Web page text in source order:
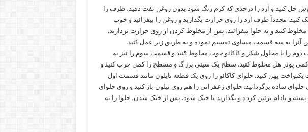
جوش حل کنید و آرد را درحدی که کرم رنگ شود بدون روغن تفت دهید، ظرف را
کنید. مجدداً ظرف آرد را روی حرارت بگذارید و روغن را بیفزائید و خوب
کنید و به حلوا بیفزائید، پس از مخلوط کردن از روی حرارت بردارید.
آنرا به سه قسمت مساوی تقسیم نموده و به طریق زیر عمل کنید.
را با محلول شکر و کاکائو خوب مخلوط کنید و قسمت سوم را نیز به
کمی پودر هل مخلوط کنید. سطح یک سینی بزرگ و مسطح را کمی چرب کنید و
پهن کنید. حلوای کاکائو را روی یک قطعه نایلون مانند قسمت اول
ساده برگردانید. حلوای زعفرانی را هم روی نیلون باز کنید و روی حلوای
پسته و بادام تزئین کرده و بگذارید تا خنک شود. پس از خنک شدن، حلوا را به